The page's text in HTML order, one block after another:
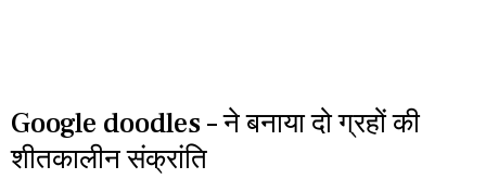
Google doodles – ने बनाया दो ग्रहों की
शीतकालीन संक्रांति